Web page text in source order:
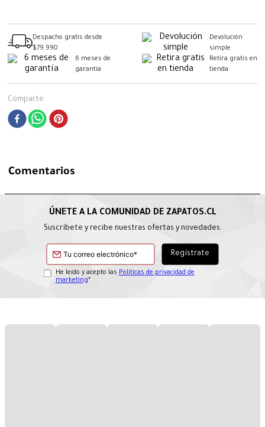
Despacho gratis desde
$79.990
Devolución
simple
6 meses de
garantía
Retira gratis en
tienda
Comparte
Comentarios
Suscríbete y recibe nuestras ofertas y novedades.
He leído y acepto lasPolíticas de privacidad de
marketing*